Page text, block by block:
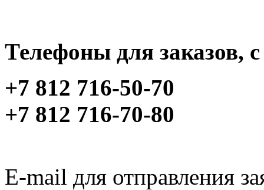
Телефоны для заказов,
+7 812 716-50-70
+7 812 716-70-80
E-mail для отправления